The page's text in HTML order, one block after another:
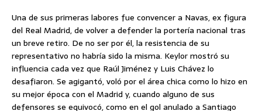
Una de sus primeras labores fue convencer a Navas, ex figura
del Real Madrid, de volver a defender la portería nacional tras
un breve retiro. De no ser por él, la resistencia de su
representativo no habría sido la misma. Keylor mostró su
influencia cada vez que Raúl Jiménez y Luis Chávez lo
desafiaron. Se agigantó, voló por el área chica como lo hizo en
su mejor época con el Madrid y, cuando alguno de sus
defensores se equivocó, como en el gol anulado a Santiago